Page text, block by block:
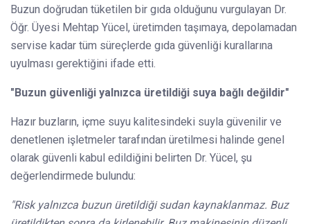
Buzun doğrudan tüketilen bir gıda olduğunu vurgulayan Dr.
Öğr. Üyesi Mehtap Yücel, üretimden taşımaya, depolamadan
servise kadar tüm süreçlerde gıda güvenliği kurallarına
uyulması gerektiğini ifade etti.
"Buzun güvenliği yalnızca üretildiği suya bağlı değildir"
Hazır buzların, içme suyu kalitesindeki suyla güvenilir ve
denetlenen işletmeler tarafından üretilmesi halinde genel
olarak güvenli kabul edildiğini belirten Dr. Yücel, şu
değerlendirmede bulundu:
"Risk yalnızca buzun üretildiği sudan kaynaklanmaz. Buz